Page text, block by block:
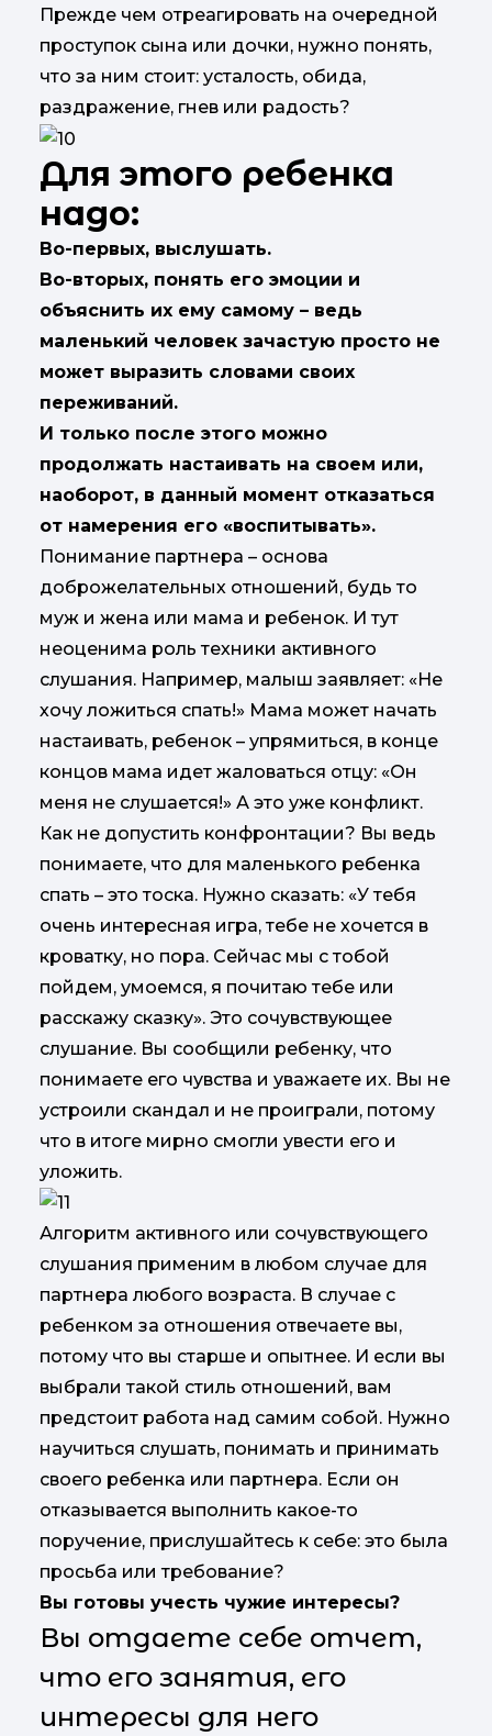
Прежде чем отреагировать на очередной
проступок сына или дочки, нужно понять,
что за ним стоит: усталость, обида,
раздражение, гнев или радость?
Для этого ребенка
надо:
Во-первых, выслушать.
Во-вторых, понять его эмоции и
объяснить их ему самому – ведь
маленький человек зачастую просто не
может выразить словами своих
переживаний.
И только после этого можно
продолжать настаивать на своем или,
наоборот, в данный момент отказаться
от намерения его «воспитывать».
Понимание партнера – основа
доброжелательных отношений, будь то
муж и жена или мама и ребенок. И тут
неоценима роль техники активного
слушания. Например, малыш заявляет: «Не
хочу ложиться спать!» Мама может начать
настаивать, ребенок – упрямиться, в конце
концов мама идет жаловаться отцу: «Он
меня не слушается!» А это уже конфликт.
Как не допустить конфронтации? Вы ведь
понимаете, что для маленького ребенка
спать – это тоска. Нужно сказать: «У тебя
очень интересная игра, тебе не хочется в
кроватку, но пора. Сейчас мы с тобой
пойдем, умоемся, я почитаю тебе или
расскажу сказку». Это сочувствующее
слушание. Вы сообщили ребенку, что
понимаете его чувства и уважаете их. Вы не
устроили скандал и не проиграли, потому
что в итоге мирно смогли увести его и
уложить.
Алгоритм активного или сочувствующего
слушания применим в любом случае для
партнера любого возраста. В случае с
ребенком за отношения отвечаете вы,
потому что вы старше и опытнее. И если вы
выбрали такой стиль отношений, вам
предстоит работа над самим собой. Нужно
научиться слушать, понимать и принимать
своего ребенка или партнера. Если он
отказывается выполнить какое-то
поручение, прислушайтесь к себе: это была
просьба или требование?
Вы готовы учесть чужие интересы?
Вы отдаете себе отчет,
что его занятия, его
интересы для него